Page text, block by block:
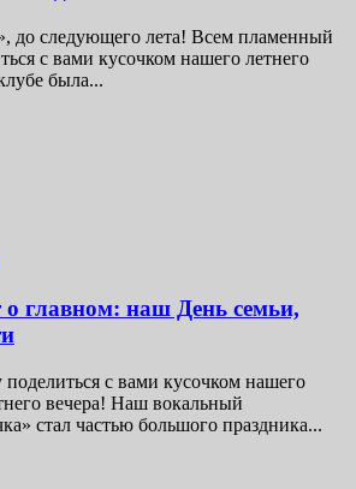
до следующего лета! Всем пламенный
с вами кусочком нашего летнего
была...
о главном: наш День семьи,
с вами кусочком нашего
вечера! Наш вокальный
стал частью большого праздника...